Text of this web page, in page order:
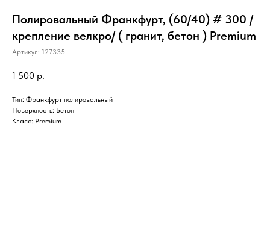
Полировальный Франкфурт, (60/40) # 300 /
крепление велкро/ ( гранит, бетон ) Premium
Артикул: 127335
1 500 р.
Тип: Франкфурт полировальный
Поверхность: Бетон
Класс: Premium